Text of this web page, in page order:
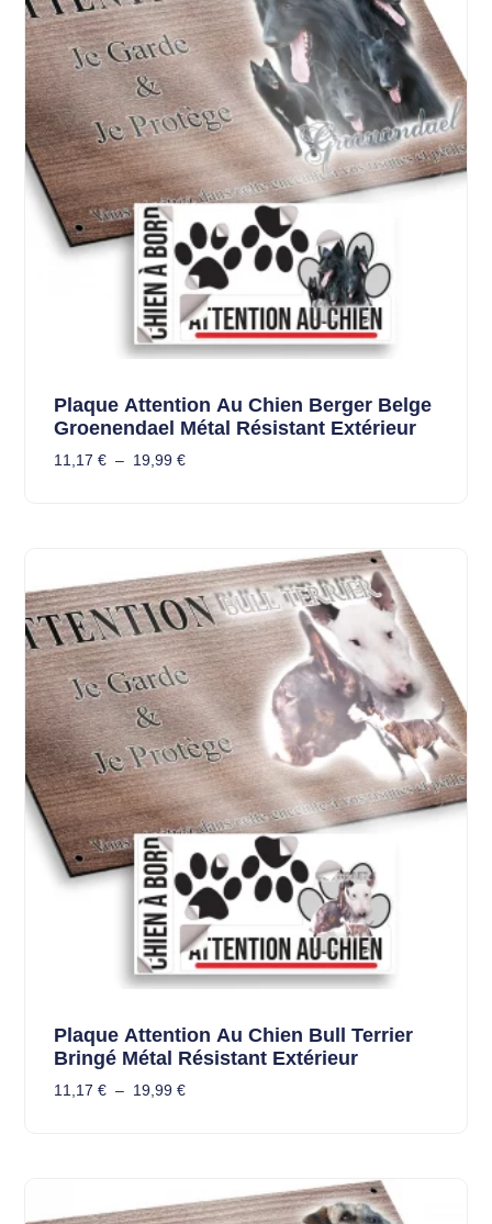
Plaque Attention Au Chien Berger Belge
Groenendael Métal Résistant Extérieur
11,17 € – 19,99 €
Plaque Attention Au Chien Bull Terrier
Bringé Métal Résistant Extérieur
11,17 € – 19,99 €